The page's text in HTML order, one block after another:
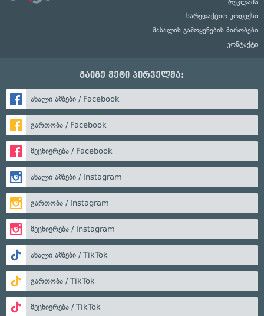
რეკლამა
სარედაქციო კოდექსი
მასალის გამოყენების პირობები
კონტაქტი
გაიგე მეტი პირველმა:
ახალი ამბები / Facebook
გართობა / Facebook
მეცნიერება / Facebook
ახალი ამბები / Instagram
გართობა / Instagram
მეცნიერება / Instagram
ახალი ამბები / TikTok
გართობა / TikTok
მეცნიერება / TikTok